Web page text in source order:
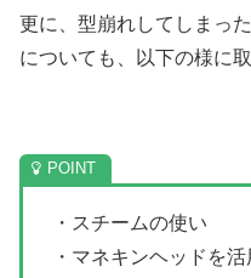
更に、型崩れしてしまっ
についても、以下の様に
・スチームの使い
・マネキンヘッドを